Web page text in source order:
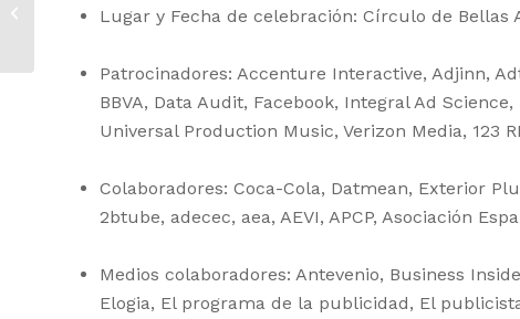
Lugar y Fecha de celebración: Círculo de Bellas
Patrocinadores: Accenture Interactive, Adjinn,
BBVA, Data Audit, Facebook, Integral Ad
Universal Production Music, Verizon Media, 123
Colaboradores: Coca-Cola, Datmean, Exterior
2btube, adecec, aea, AEVI, APCP, Asociación
Medios colaboradores: Antevenio, Business
Elogia, El programa de la publicidad, El
internet lo hacemos